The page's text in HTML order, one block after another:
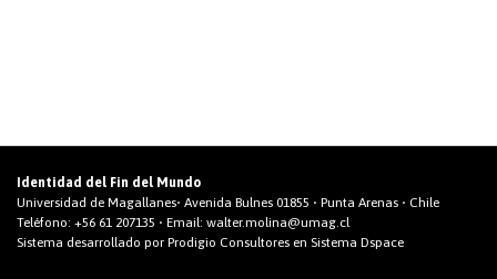
Identidad del Fin del Mundo
Universidad de Magallanes• Avenida Bulnes 01855 • Punta Arenas • Chile
Teléfono: +56 61 207135 • Email: walter.molina@umag.cl
Sistema desarrollado por Prodigio Consultores en Sistema Dspace